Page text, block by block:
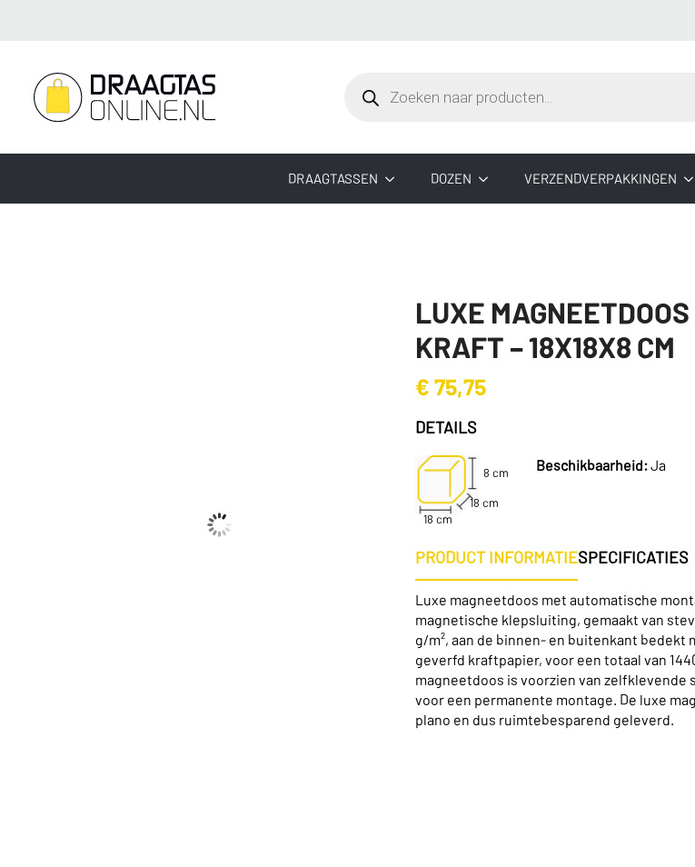
zoeken
DRAAGTASSEN DOZEN VERZENDVERPAKKINGEN
LUXE
KRAFT – 18X18X8 CM
€ 75,75
DETAILS
8 cm
18 cm
18 cm
Beschikbaarheid:Ja
PRODUCT INFORMATIESPECIFICATIES
Luxe magneetdoos met automatische
magnetische klepsluiting, gemaakt van
g/m², aan de binnen- en buitenkant bedekt
geverfd kraftpapier, voor een totaal van
magneetdoos is voorzien van zelfklevende
voor een permanente montage. De luxe
plano en dus ruimtebesparend geleverd.